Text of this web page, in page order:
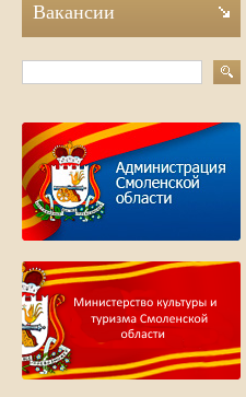
Вакансии